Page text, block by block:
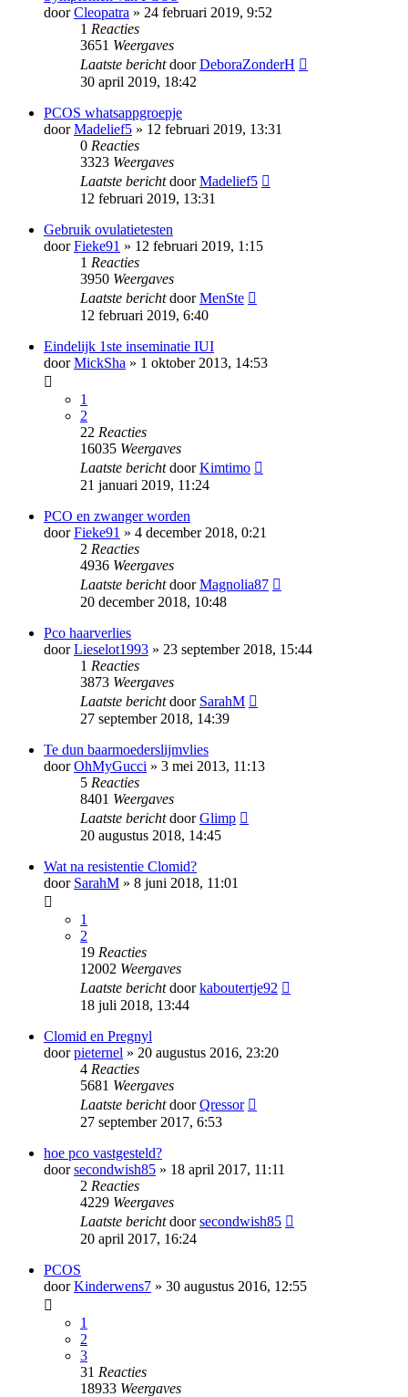
doorCleopatra » 24 februari 2019, 9:52
1 Reacties
3651 Weergaves
Laatste berichtdoorDeboraZonderH
30 april 2019, 18:42
PCOS whatsappgroepje
doorMadelief5 » 12 februari 2019, 13:31
0 Reacties
3323 Weergaves
Laatste berichtdoorMadelief5
12 februari 2019, 13:31
Gebruik ovulatietesten
doorFieke91 » 12 februari 2019, 1:15
1 Reacties
3950 Weergaves
Laatste berichtdoorMenSte
12 februari 2019, 6:40
Eindelijk 1ste inseminatie IUI
doorMickSha » 1 oktober 2013, 14:53
1
2
22 Reacties
16035 Weergaves
Laatste berichtdoorKimtimo
21 januari 2019, 11:24
PCO en zwanger worden
doorFieke91 » 4 december 2018, 0:21
2 Reacties
4936 Weergaves
Laatste berichtdoorMagnolia87
20 december 2018, 10:48
Pco haarverlies
doorLieselot1993 » 23 september 2018, 15:44
1 Reacties
3873 Weergaves
Laatste berichtdoor SarahM
27 september 2018, 14:39
Te dun baarmoederslijmvlies
doorOhMyGucci » 3 mei 2013, 11:13
5 Reacties
8401 Weergaves
Laatste berichtdoorGlimp
20 augustus 2018, 14:45
Wat na resistentie Clomid?
door SarahM » 8 juni 2018, 11:01
1
2
19 Reacties
12002 Weergaves
Laatste berichtdoorkaboutertje92
18 juli 2018, 13:44
Clomid en Pregnyl
doorpieternel » 20 augustus 2016, 23:20
4 Reacties
5681 Weergaves
Laatste berichtdoorQressor
27 september 2017, 6:53
hoe pco vastgesteld?
doorsecondwish85 » 18 april 2017, 11:11
2 Reacties
4229 Weergaves
Laatste berichtdoorsecondwish85
20 april 2017, 16:24
PCOS
doorKinderwens7 » 30 augustus 2016, 12:55
1
2
3
31 Reacties
18933 Weergaves